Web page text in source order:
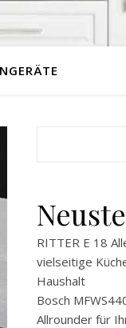
RITTER E 18
vielseitige
Haushalt
Bosch
Allrounder für